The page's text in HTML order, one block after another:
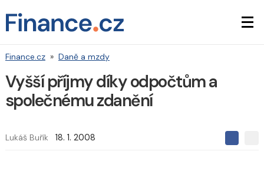
Finance.cz » Daně a mzdy
Vyšší příjmy díky odpočtům a
společnému zdanění
Lukáš Buřík 18. 1. 2008
SS